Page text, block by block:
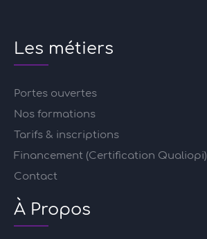
Les métiers
Portes ouvertes
Nos formations
Tarifs & inscriptions
Financement (Certification Qualiopi)
Contact
À Propos